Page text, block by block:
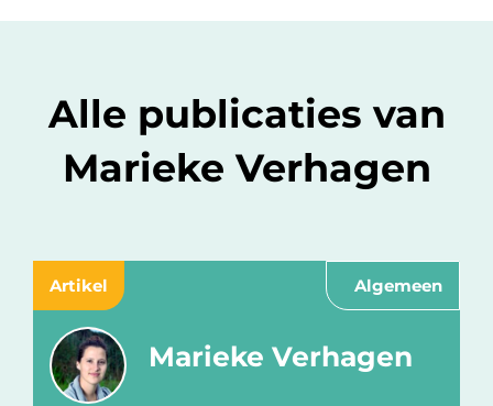
Alle publicaties van
Marieke Verhagen
Artikel Algemeen
Marieke Verhagen